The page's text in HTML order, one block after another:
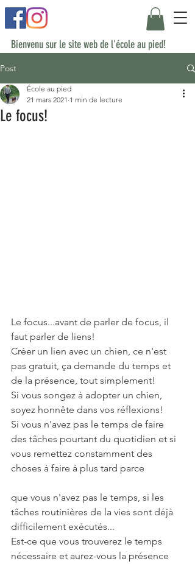
Bienvenu sur le site web de l'école au pied!
Post
Le focus!
École au pied
21 mars 2021 1 min de lecture
Le focus...avant de parler de focus, il
faut parler de liens!
Créer un lien avec un chien, ce n'est
pas gratuit, ça demande du temps et
de la présence, tout simplement!
Si vous songez à adopter un chien,
soyez honnête dans vos réflexions!
Si vous n'avez pas le temps de faire
des tâches pourtant du quotidien et si
vous remettez constamment des
choses à faire à plus tard parce
que vous n'avez pas le temps, si les
tâches routinières de la vies sont déjà
difficilement exécutés...
Est-ce que vous trouverez le temps
nécessaire et aurez-vous la présence